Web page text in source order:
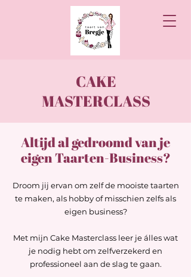
CAKE
MASTERCLASS
Altijd al gedroomd van je
eigen Taarten-Business?
Droom jij ervan om zelf de mooiste taarten
te maken, als hobby of misschien zelfs als
eigen business?
Met mijn Cake Masterclass leer je álles wat
je nodig hebt om zelfverzekerd en
professioneel aan de slag te gaan.